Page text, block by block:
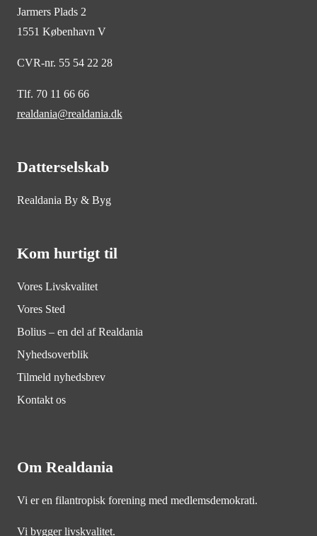
Jarmers Plads 2
1551 København V
CVR-nr. 55 54 22 28
Tlf. 70 11 66 66
realdania@realdania.dk
Datterselskab
Realdania By & Byg
Kom hurtigt til
Vores Livskvalitet
Vores Sted
Bolius – en del af Realdania
Nyhedsoverblik
Tilmeld nyhedsbrev
Kontakt os
Om Realdania
Vi er en filantropisk forening med medlemsdemokrati.
Vi bygger livskvalitet.